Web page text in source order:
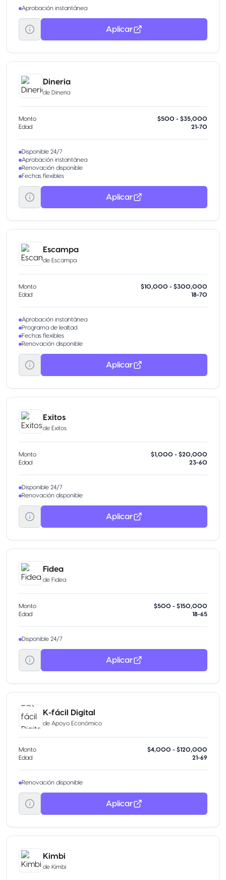
Aprobación instantánea
Aplicar
Dineria
de Dineria
Monto
$500 - $35,000
Edad
21-70
Disponible 24/7
Aprobación instantánea
Renovación disponible
Fechas flexibles
Aplicar
Escampa
de Escampa
Monto
$10,000 - $300,000
Edad
18-70
Aprobación instantánea
Programa de lealtad
Fechas flexibles
Renovación disponible
Aplicar
Exitos
de Exitos
Monto
$1,000 - $20,000
Edad
23-60
Disponible 24/7
Renovación disponible
Aplicar
Fidea
de Fidea
Monto
$500 - $150,000
Edad
18-65
Disponible 24/7
Aplicar
K-fácil Digital
de Apoyo Económico
Monto
$4,000 - $120,000
Edad
21-69
Renovación disponible
Aplicar
Kimbi
de Kimbi